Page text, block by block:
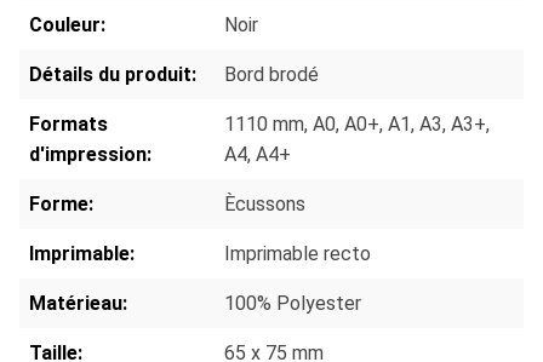
Couleur: Noir
Détails du produit: Bord brodé
Formats
d'impression:
1110 mm, A0, A0+, A1, A3, A3+,
A4, A4+
Forme: Ècussons
Imprimable: Imprimable recto
Matérieau: 100% Polyester
Taille: 65 x 75 mm